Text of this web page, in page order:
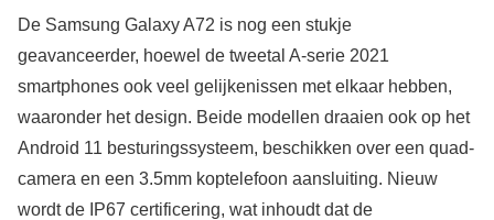
De Samsung Galaxy A72 is nog een stukje
geavanceerder, hoewel de tweetal A-serie 2021
smartphones ook veel gelijkenissen met elkaar hebben,
waaronder het design. Beide modellen draaien ook op het
Android 11 besturingssysteem, beschikken over een quad-
camera en een 3.5mm koptelefoon aansluiting. Nieuw
wordt de IP67 certificering, wat inhoudt dat de